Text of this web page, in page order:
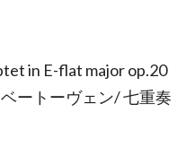
in E-flat major op.20
ートーヴェン/ 七重奏